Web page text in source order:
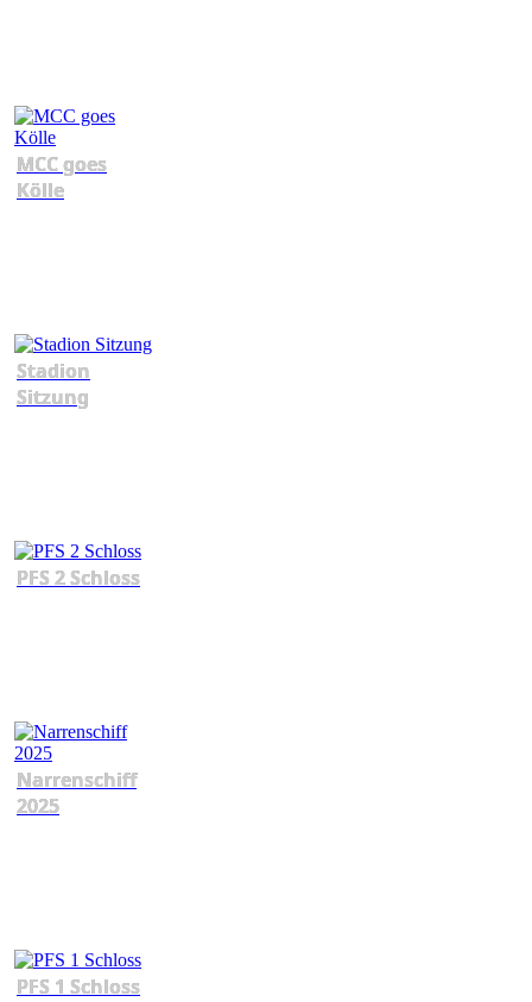
MCC goes
Kölle
Stadion
Sitzung
PFS 2 Schloss
Narrenschiff
2025
PFS 1 Schloss